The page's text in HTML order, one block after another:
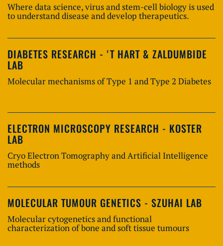
Where data science, virus and stem-cell biology is used
to understand disease and develop therapeutics.
DIABETES RESEARCH - 'T HART & ZALDUMBIDE
LAB
Molecular mechanisms of Type 1 and Type 2 Diabetes
ELECTRON MICROSCOPY RESEARCH - KOSTER
LAB
Cryo Electron Tomography and Artificial Intelligence
methods
MOLECULAR TUMOUR GENETICS - SZUHAI LAB
Molecular cytogenetics and functional
characterization of bone and soft tissue tumours